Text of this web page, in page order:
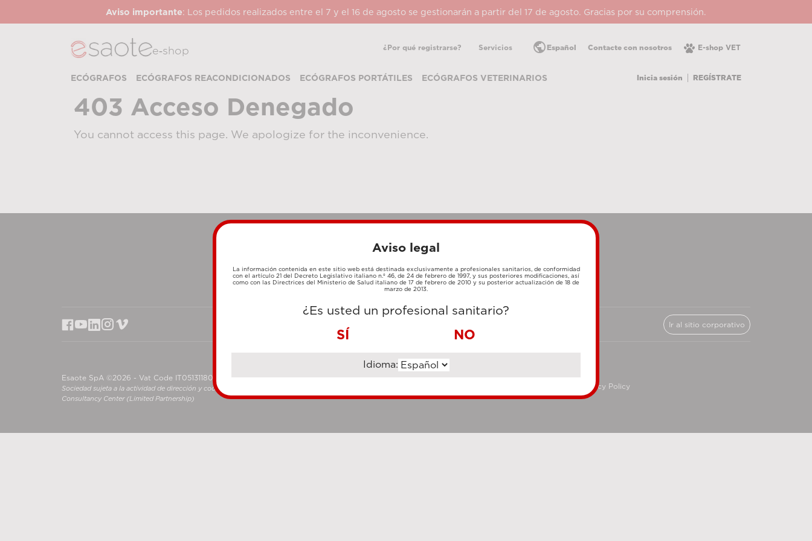
Aviso importante: Los pedidos realizados entre el 7 y el 16 de agosto se gestionarán a partir del 17 de agosto. Gracias por su comprensión.
e‑shop ¿Por qué registrarse? Servicios E-shop VET
Contacte con nosotros
public Español
ECÓGRAFOS ECÓGRAFOS REACONDICIONADOS ECÓGRAFOS PORTÁTILES ECÓGRAFOS VETERINARIOS Inicia sesión REGÍSTRATE
403 Acceso Denegado
You cannot access this page. We apologize for the inconvenience.
TARJETA
DE
TRANSFERENCIA
BANCARIA
Ir al sitio corporativo
Esaote SpA ©2026 - Vat Code IT05131180969
Sociedad sujeta a la actividad de dirección y coordinación de Shanghai Luzi Enterprise Management
Consultancy Center (Limited Partnership)
Privacy Policy
Aviso legal
La información contenida en este sitio web está destinada exclusivamente a profesionales sanitarios, de conformidad
con el artículo 21 del Decreto Legislativo italiano n.º 46, de 24 de febrero de 1997, y sus posteriores modificaciones, así
como con las Directrices del Ministerio de Salud italiano de 17 de febrero de 2010 y su posterior actualización de 18 de
marzo de 2013.
¿Es usted un profesional sanitario?
SÍ NO
Idioma: